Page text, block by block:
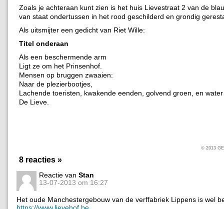
Zoals je achteraan kunt zien is het huis Lievestraat 2 van de
van staat ondertussen in het rood geschilderd en grondig
Als uitsmijter een gedicht van Riet Wille:
Titel onderaan
Als een beschermende arm
Ligt ze om het Prinsenhof.
Mensen op bruggen zwaaien:
Naar de plezierbootjes,
Lachende toeristen, kwakende eenden, golvend groen, en
De Lieve.
© 2013
8 reacties »
Reactie van Stan
13-07-2013 om 16:27
Het oude Manchestergebouw van de verffabriek Lippens is wel